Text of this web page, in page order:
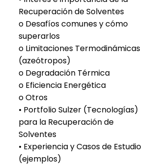
Recuperación de Solventes
o Desafíos comunes y cómo
superarlos
o Limitaciones Termodinámicas
(azeótropos)
o Degradación Térmica
o Eficiencia Energética
o Otros
• Portfolio Sulzer (Tecnologías)
para la Recuperación de
Solventes
• Experiencia y Casos de Estudio
(ejemplos)